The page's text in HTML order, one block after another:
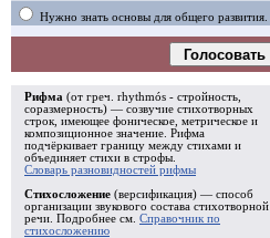
Нужно знать основы для общего развития.
Голосовать
Рифма (от греч. rhythmós - стройность,
соразмерность) — созвучие стихотворных
строк, имеющее фоническое, метрическое и
композиционное значение. Рифма
подчёркивает границу между стихами и
объединяет стихи в строфы
Словарь разновидностей рифмы
Стихосложение (версификация) — способ
организации звукового состава стихотворной
речи. Подробнее см. Справочник по
стихосложению